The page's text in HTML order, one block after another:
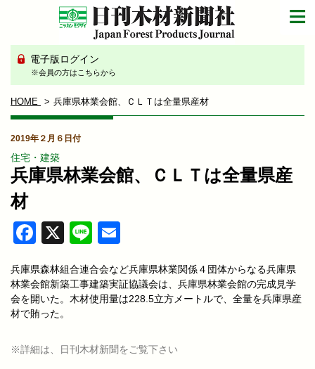
電子版ログイン
※会員の方はこちらから
HOME 兵庫県林業会館、ＣＬＴは全量県産材
2019年２月６日付
住宅・建築
兵庫県林業会館、ＣＬＴは全量県産
材
Facebook
X Line
兵庫県森林組合連合会など兵庫県林業関係４団体からなる兵庫県
林業会館新築工事建築実証協議会は、兵庫県林業会館の完成見学
会を開いた。木材使用量は228.5立方メートルで、全量を兵庫県産
材で賄った。
※詳細は、日刊木材新聞をご覧下さい